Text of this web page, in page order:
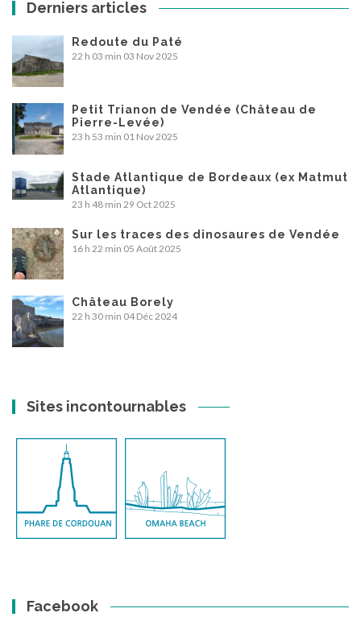
Derniers articles
Redoute du Paté
22 h 03 min 03 Nov 2025
Petit Trianon de Vendée (Château de
Pierre-Levée)
23 h 53 min 01 Nov 2025
Stade Atlantique de Bordeaux (ex Matmut
Atlantique)
23 h 48 min 29 Oct 2025
Sur les traces des dinosaures de Vendée
16 h 22 min 05 Août 2025
Château Borely
22 h 30 min 04 Déc 2024
Sites incontournables
Facebook